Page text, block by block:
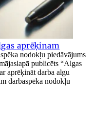
aprēķinam
nodokļu piedāvājums
publicēts “Algas
aprēķināt darba algu
darbaspēka nodokļu